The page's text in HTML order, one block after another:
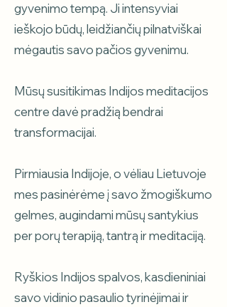
gyvenimo tempą. Ji intensyviai
ieškojo būdų, leidžiančių pilnatviškai
mėgautis savo pačios gyvenimu.
Mūsų susitikimas Indijos meditacijos
centre davė pradžią bendrai
transformacijai.
Pirmiausia Indijoje, o vėliau Lietuvoje
mes pasinėrėme į savo žmogiškumo
gelmes, augindami mūsų santykius
per porų terapiją, tantrą ir meditaciją.
Ryškios Indijos spalvos, kasdieniniai
savo vidinio pasaulio tyrinėjimai ir